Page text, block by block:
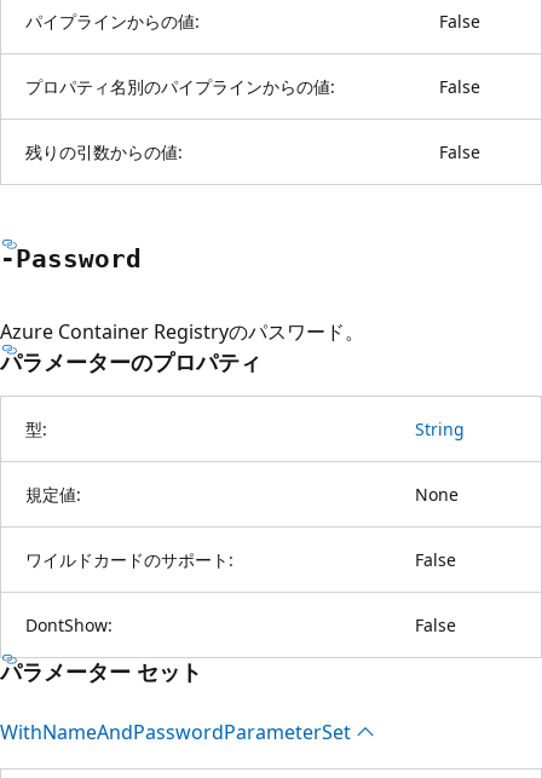
パイプラインからの値: False
プロパティ名別のパイプラインからの値: False
残りの引数からの値: False
-Password
Azure Container Registryのパスワード。
パラメーターのプロパティ
型: String
規定値: None
ワイルドカードのサポート: False
DontShow: False
パラメーター セット
WithNameAndPasswordParameterSet